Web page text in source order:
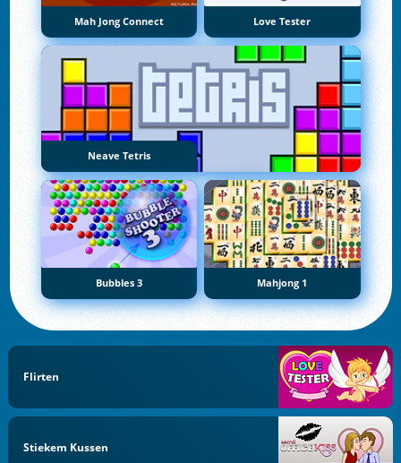
Mah Jong Connect Love Tester
Neave Tetris
Bubbles 3 Mahjong 1
Flirten
Stiekem Kussen